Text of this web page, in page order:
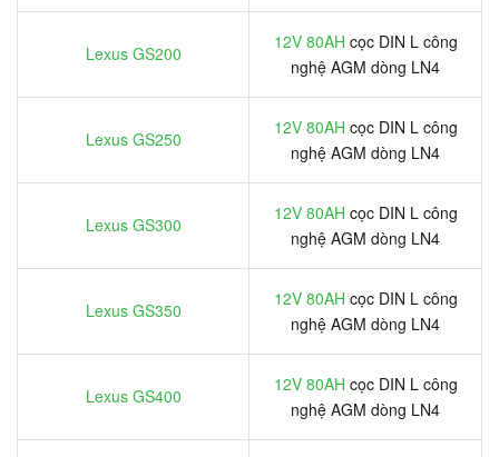
Lexus GS200
12V 80AH cọc DIN L công
nghệ AGM dòng LN4
Lexus GS250
12V 80AH cọc DIN L công
nghệ AGM dòng LN4
Lexus GS300
12V 80AH cọc DIN L công
nghệ AGM dòng LN4
Lexus GS350
12V 80AH cọc DIN L công
nghệ AGM dòng LN4
Lexus GS400
12V 80AH cọc DIN L công
nghệ AGM dòng LN4